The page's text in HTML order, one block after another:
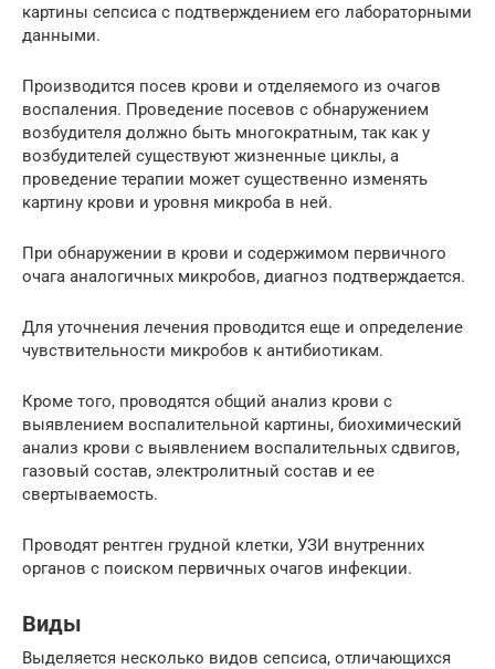
картины сепсиса с подтверждением его лабораторными
данными.
Производится посев крови и отделяемого из очагов
воспаления. Проведение посевов с обнаружением
возбудителя должно быть многократным, так как у
возбудителей существуют жизненные циклы, а
проведение терапии может существенно изменять
картину крови и уровня микроба в ней.
При обнаружении в крови и содержимом первичного
очага аналогичных микробов, диагноз подтверждается.
Для уточнения лечения проводится еще и определение
чувствительности микробов к антибиотикам.
Кроме того, проводятся общий анализ крови с
выявлением воспалительной картины, биохимический
анализ крови с выявлением воспалительных сдвигов,
газовый состав, электролитный состав и ее
свертываемость.
Проводят рентген грудной клетки, УЗИ внутренних
органов с поиском первичных очагов инфекции.
Виды
Выделяется несколько видов сепсиса, отличающихся